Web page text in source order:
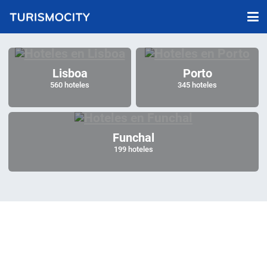
Lisboa
560 hoteles
Porto
345 hoteles
Funchal
199 hoteles